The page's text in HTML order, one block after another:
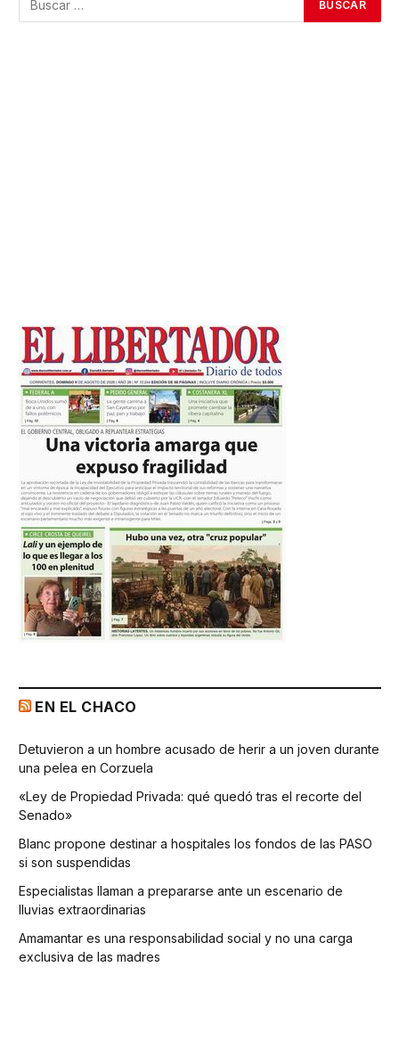
EN EL CHACO
Detuvieron a un hombre acusado de herir a un joven durante
una pelea en Corzuela
«Ley de Propiedad Privada: qué quedó tras el recorte del
Senado»
Blanc propone destinar a hospitales los fondos de las PASO
si son suspendidas
Especialistas llaman a prepararse ante un escenario de
lluvias extraordinarias
Amamantar es una responsabilidad social y no una carga
exclusiva de las madres